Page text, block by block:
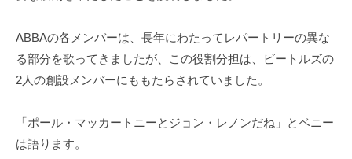
ABBAの各メンバーは、長年にわたってレパートリーの異な
る部分を歌ってきましたが、この役割分担は、ビートルズの
2人の創設メンバーにももたらされていました。
「ポール・マッカートニーとジョン・レノンだね」とベニー
は語ります。